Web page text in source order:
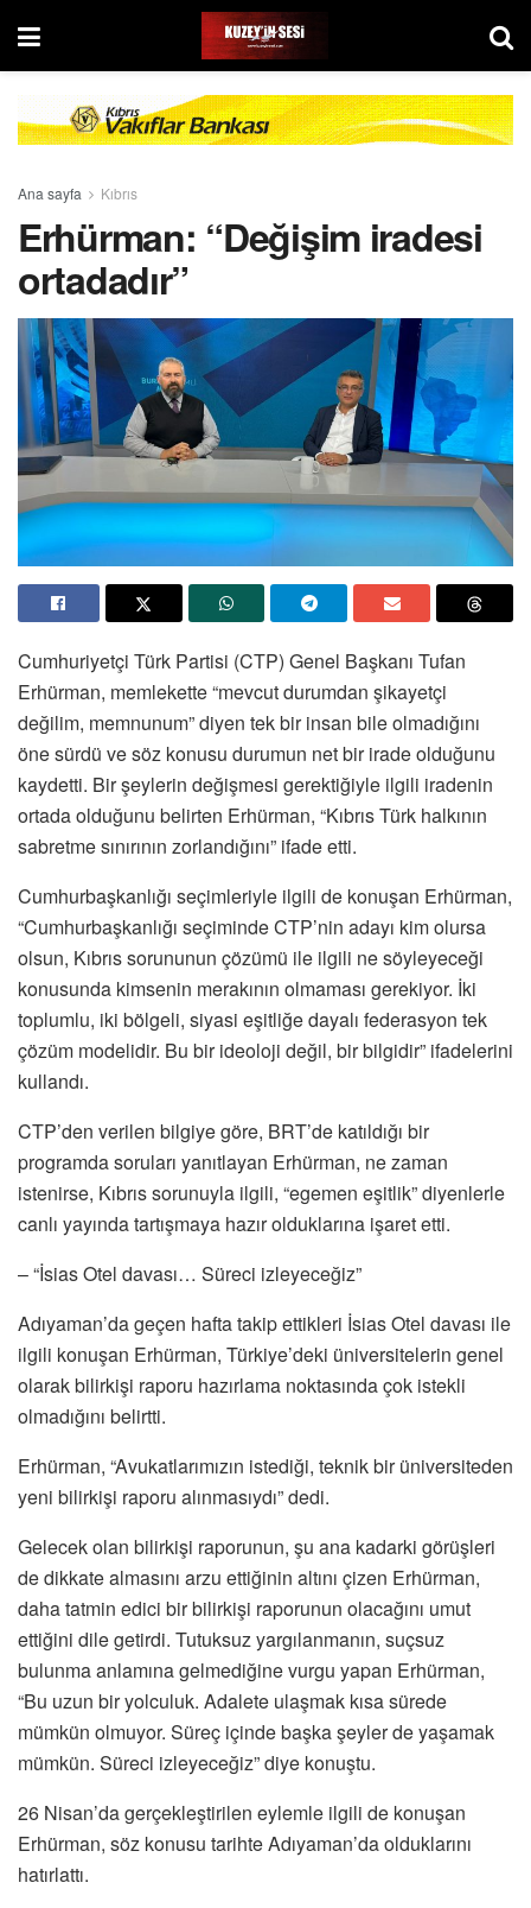
Ana sayfa Kıbrıs
Erhürman: “Değişim iradesi
ortadadır”
Cumhuriyetçi Türk Partisi (CTP) Genel Başkanı Tufan
Erhürman, memlekette “mevcut durumdan şikayetçi
değilim, memnunum” diyen tek bir insan bile olmadığını
öne sürdü ve söz konusu durumun net bir irade olduğunu
kaydetti. Bir şeylerin değişmesi gerektiğiyle ilgili iradenin
ortada olduğunu belirten Erhürman, “Kıbrıs Türk halkının
sabretme sınırının zorlandığını” ifade etti.
Cumhurbaşkanlığı seçimleriyle ilgili de konuşan Erhürman,
“Cumhurbaşkanlığı seçiminde CTP’nin adayı kim olursa
olsun, Kıbrıs sorununun çözümü ile ilgili ne söyleyeceği
konusunda kimsenin merakının olmaması gerekiyor. İki
toplumlu, iki bölgeli, siyasi eşitliğe dayalı federasyon tek
çözüm modelidir. Bu bir ideoloji değil, bir bilgidir” ifadelerini
kullandı.
CTP’den verilen bilgiye göre, BRT’de katıldığı bir
programda soruları yanıtlayan Erhürman, ne zaman
istenirse, Kıbrıs sorunuyla ilgili, “egemen eşitlik” diyenlerle
canlı yayında tartışmaya hazır olduklarına işaret etti.
– “İsias Otel davası… Süreci izleyeceğiz”
Adıyaman’da geçen hafta takip ettikleri İsias Otel davası ile
ilgili konuşan Erhürman, Türkiye’deki üniversitelerin genel
olarak bilirkişi raporu hazırlama noktasında çok istekli
olmadığını belirtti.
Erhürman, “Avukatlarımızın istediği, teknik bir üniversiteden
yeni bilirkişi raporu alınmasıydı” dedi.
Gelecek olan bilirkişi raporunun, şu ana kadarki görüşleri
de dikkate almasını arzu ettiğinin altını çizen Erhürman,
daha tatmin edici bir bilirkişi raporunun olacağını umut
ettiğini dile getirdi. Tutuksuz yargılanmanın, suçsuz
bulunma anlamına gelmediğine vurgu yapan Erhürman,
“Bu uzun bir yolculuk. Adalete ulaşmak kısa sürede
mümkün olmuyor. Süreç içinde başka şeyler de yaşamak
mümkün. Süreci izleyeceğiz” diye konuştu.
26 Nisan’da gerçekleştirilen eylemle ilgili de konuşan
Erhürman, söz konusu tarihte Adıyaman’da olduklarını
hatırlattı.